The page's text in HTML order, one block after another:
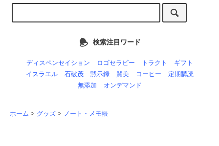
検索注目ワード
ディスペンセイション ロゴセラピー トラクト
ギフト
イスラエル
石破茂 黙示録 賛美 コーヒー
定期購読
無添加
オンデマンド
ホーム > グッズ > ノート・メモ帳